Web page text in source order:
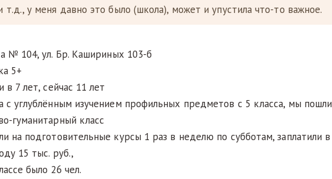
т.д., у меня давно это было (школа), может и упустила что-то важное.
№ 104, ул. Бр. Кашириных 103-б
5+
в 7 лет, сейчас 11 лет
с углублённым изучением профильных предметов с 5 класса, мы пошли
гуманитарный класс
на подготовительные курсы 1 раз в неделю по субботам, заплатили в
15 тыс. руб.,
было 26 чел.